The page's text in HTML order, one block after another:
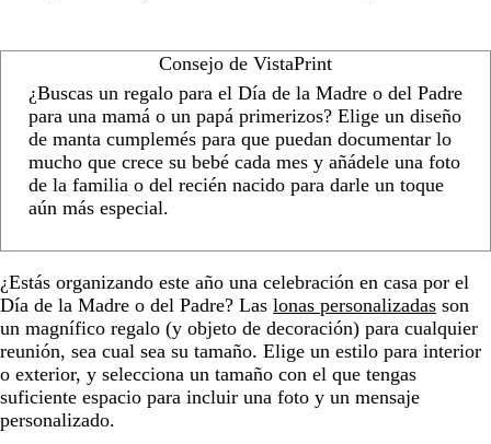
Consejo de VistaPrint
¿Buscas un regalo para el Día de la Madre o del Padre
para una mamá o un papá primerizos? Elige un diseño
de manta cumplemés para que puedan documentar lo
mucho que crece su bebé cada mes y añádele una foto
de la familia o del recién nacido para darle un toque
aún más especial.
¿Estás organizando este año una celebración en casa por el
Día de la Madre o del Padre? Las lonas personalizadas son
un magnífico regalo (y objeto de decoración) para cualquier
reunión, sea cual sea su tamaño. Elige un estilo para interior
o exterior, y selecciona un tamaño con el que tengas
suficiente espacio para incluir una foto y un mensaje
personalizado.